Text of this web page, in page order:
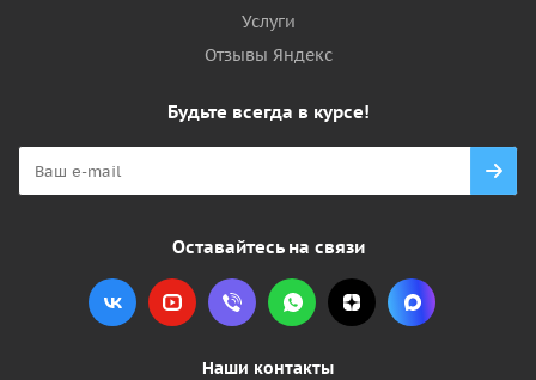
Услуги
Отзывы Яндекс
Будьте всегда в курсе!
Оставайтесь на связи
Наши контакты